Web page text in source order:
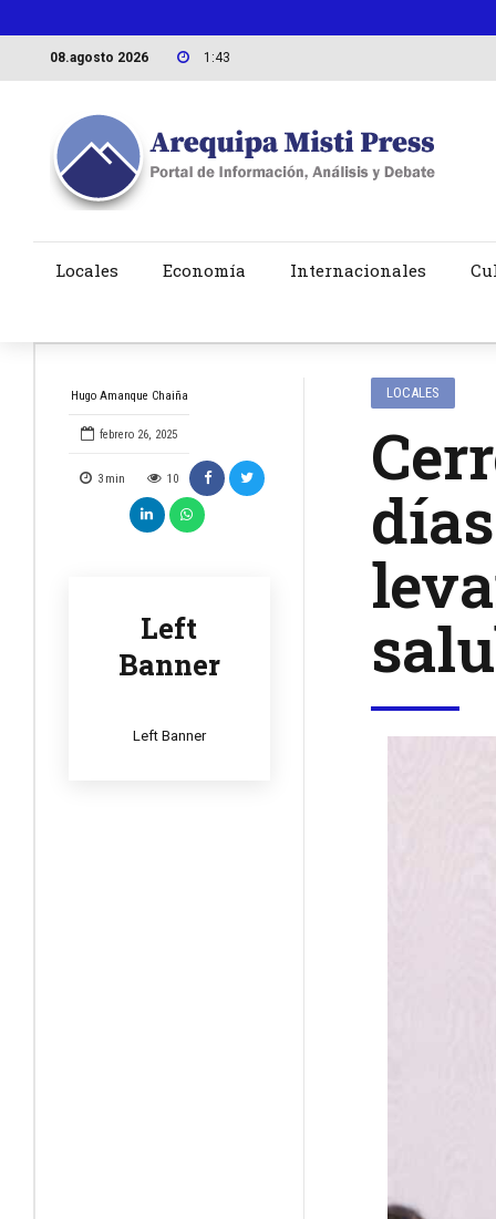
08.agosto 2026 1:43
Locales Economía Internacionales
Hugo Amanque Chaiña
febrero 26, 2025
3 min 10
Left
Banner
Left Banner
LOCALES